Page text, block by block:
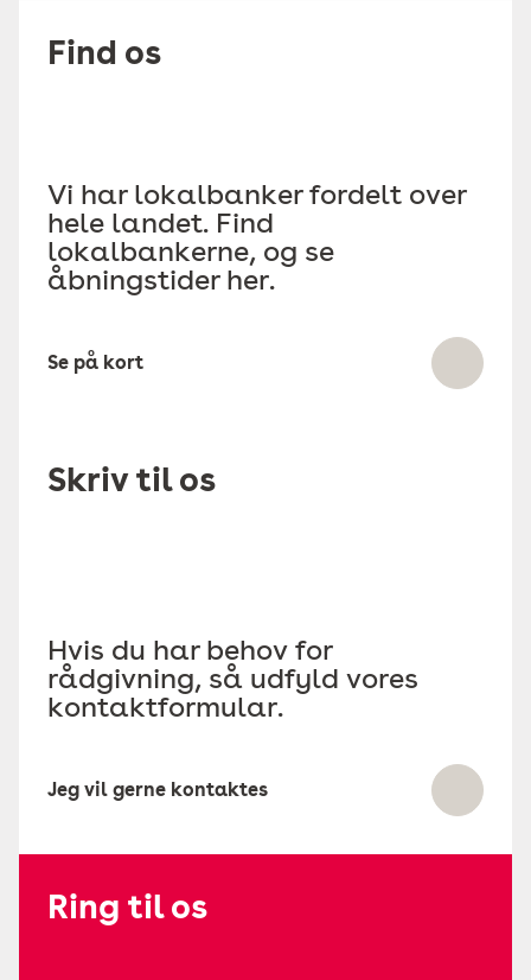
Find os
Vi har lokalbanker fordelt over
hele landet. Find
lokalbankerne, og se
åbningstider her.
Se på kort
Skriv til os
Hvis du har behov for
rådgivning, så udfyld vores
kontaktformular.
Jeg vil gerne kontaktes
Ring til os